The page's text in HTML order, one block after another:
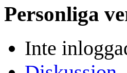
Personliga
Inte